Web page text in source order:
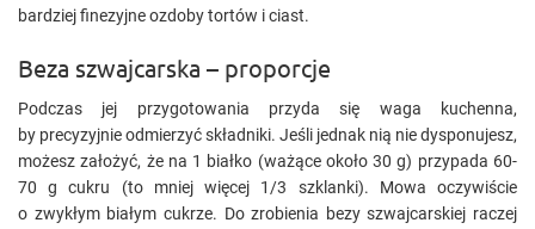
bardziej finezyjne ozdoby tortów i ciast.
Beza szwajcarska – proporcje
Podczas jej przygotowania przyda się waga kuchenna,
by precyzyjnie odmierzyć składniki. Jeśli jednak nią nie dysponujesz,
możesz założyć, że na 1 białko (ważące około 30 g) przypada 60-
70 g cukru (to mniej więcej 1/3 szklanki). Mowa oczywiście
o zwykłym białym cukrze. Do zrobienia bezy szwajcarskiej raczej